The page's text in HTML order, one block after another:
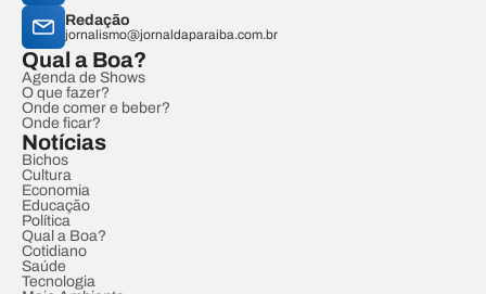
Redação
jornalismo@jornaldaparaiba.com.br
Qual a Boa?
Agenda de Shows
O que fazer?
Onde comer e beber?
Onde ficar?
Notícias
Bichos
Cultura
Economia
Educação
Política
Qual a Boa?
Cotidiano
Saúde
Tecnologia